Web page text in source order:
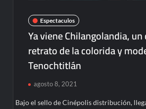
Espectaculos
Ya viene Chilangolandia,
retrato de la colorida y
Tenochtitlán
agosto 8, 2021
Bajo el sello de Cinépolis distribución,